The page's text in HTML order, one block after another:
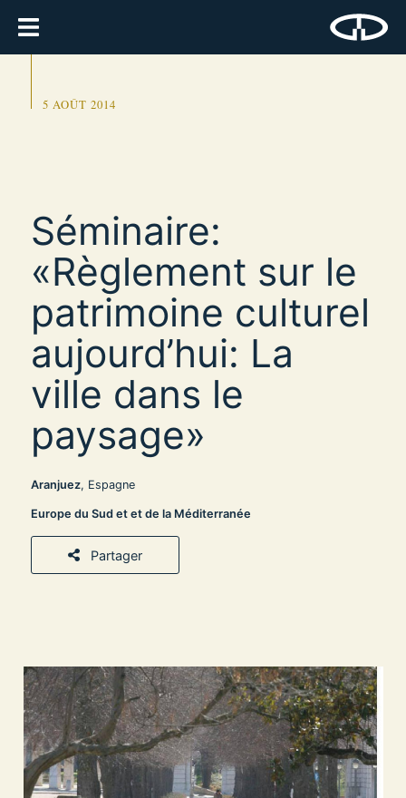
5 AOÛT 2014
Séminaire:
«Règlement sur ​​le
patrimoine culturel
aujourd’hui: La
ville dans le
paysage»
Aranjuez, Espagne
Europe du Sud et et de la Méditerranée
Partager